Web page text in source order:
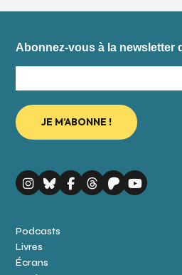
Abonnez-vous à la newsletter
Podcasts
Livres
Écrans